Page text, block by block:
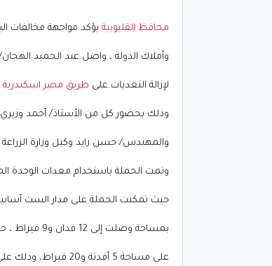
محافظ القليوبية يؤكد مواجهة مخالفات
وأملاك الدولة ، واصل عبد الحميد
لإزالة التعديات على طريق مصر اسكندرية
وذلك بحضور كل من الأستاذ/ أحمد
والمهندس/ حسن زايد وكيل وزارة
وتمت الحملة باستخدام معدات الوحدة
حيث تمكنت الحملة على مدار الست أسابيع الماضية
بمساحة وصلت إلى 12 فدان و9 قيراط ، حيث تم في بنها إزالة 48 حالة
على مساحة 5 أفدنة و20 قيراط، وذلك على مدار ثلاث أسابيع،